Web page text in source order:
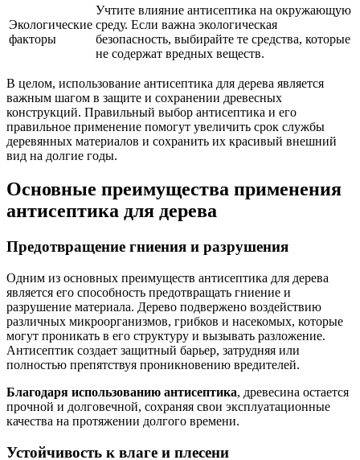
Экологические
факторы
Учтите влияние антисептика на окружающую
среду. Если важна экологическая
безопасность, выбирайте те средства, которые
не содержат вредных веществ.
В целом, использование антисептика для дерева является
важным шагом в защите и сохранении древесных
конструкций. Правильный выбор антисептика и его
правильное применение помогут увеличить срок службы
деревянных материалов и сохранить их красивый внешний
вид на долгие годы.
Основные преимущества применения
антисептика для дерева
Предотвращение гниения и разрушения
Одним из основных преимуществ антисептика для дерева
является его способность предотвращать гниение и
разрушение материала. Дерево подвержено воздействию
различных микроорганизмов, грибков и насекомых, которые
могут проникать в его структуру и вызывать разложение.
Антисептик создает защитный барьер, затрудняя или
полностью препятствуя проникновению вредителей.
Благодаря использованию антисептика, древесина остается
прочной и долговечной, сохраняя свои эксплуатационные
качества на протяжении долгого времени.
Устойчивость к влаге и плесени